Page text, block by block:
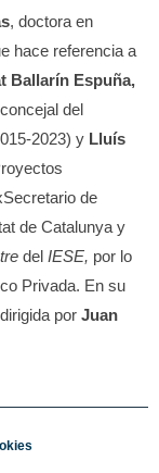
, doctora en
hace referencia a
Ballarín Espuña,
del
2023) y Lluís
de
de Catalunya y
del IESE, por lo
Privada. En su
por Juan